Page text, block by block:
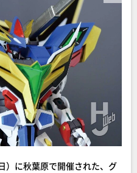
に秋葉原で開催された、グ